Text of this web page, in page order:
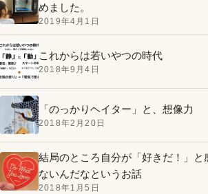
めました。
2019年4月1日
これからは若いやつの時代
2018年9月4日
「のっかりヘイター」と、想像力
2018年2月20日
結局のところ自分が「好きだ！」
ないんだなというお話
2018年1月5日